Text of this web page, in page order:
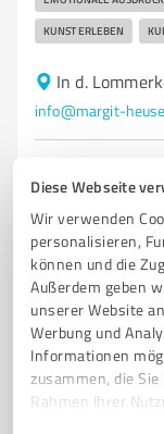
Diese Webseite
Wir verwenden
personalisieren,
können und die
Außerdem geben
unserer Website
Werbung und
Informationen
zusammen, die
Rahmen Ihrer
KUNST ERLEBEN
In d.
info@margit-
1
4 Coaching
Coaching für
SELBSTBEWUSSTSEINS-